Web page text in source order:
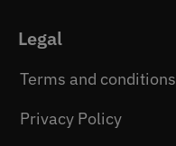
Legal
Terms and conditions
Privacy Policy